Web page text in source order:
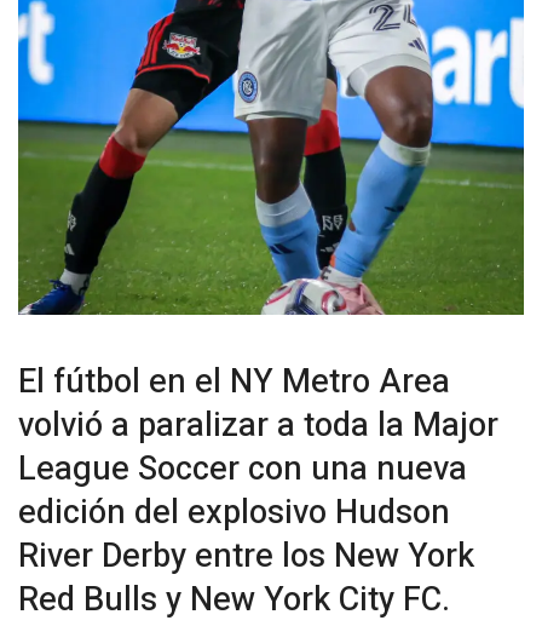
El fútbol en el NY Metro Area
volvió a paralizar a toda la Major
League Soccer con una nueva
edición del explosivo Hudson
River Derby entre los New York
Red Bulls y New York City FC.